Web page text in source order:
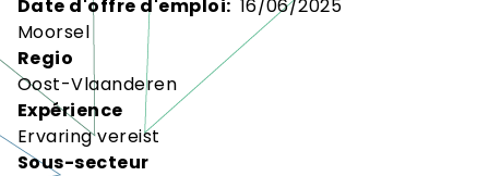
Date d'offre d'emploi
16/06/2025
Moorsel
Regio
Oost-Vlaanderen
Expérience
Ervaring vereist
Sous-secteur